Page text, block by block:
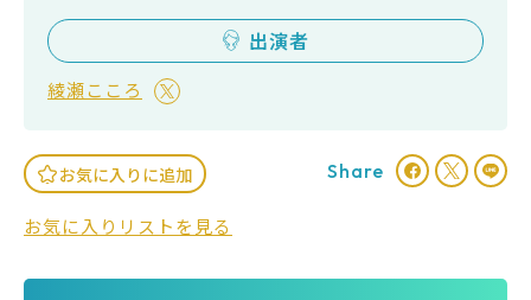
出演者
綾瀬こころ
お気に入りに追加
お気に入りリストを見る
Share